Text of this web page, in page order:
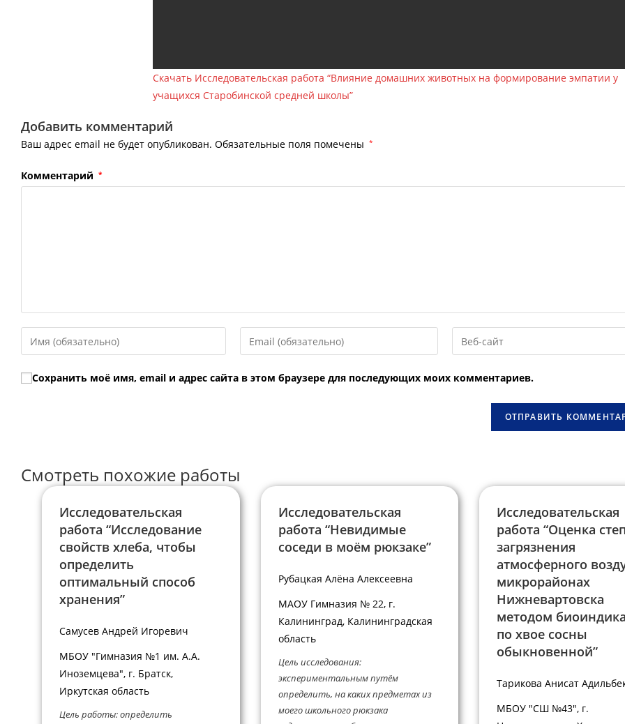
Скачать Исследовательская работа “Влияние домашних животных на формирование эмпатии у
учащихся Старобинской средней школы”
Добавить комментарий
Ваш адрес email не будет опубликован. Обязательные поля помечены *
Комментарий *
Введите
свое
имя
или
Введите
свой
Введите
URL
(необязательно)
Сохранить моё имя, email и адрес сайта в этом браузере для последующих моих комментариев.
Смотреть похожие работы
Исследовательская
работа “Исследование
свойств хлеба, чтобы
определить
оптимальный способ
хранения”
Самусев Андрей Игоревич
МБОУ "Гимназия №1 им. А.А.
Иноземцева", г. Братск,
Иркутская область
Цель работы: определить
Исследовательская
работа “Невидимые
соседи в моём рюкзаке”
Рубацкая Алёна Алексеевна
МАОУ Гимназия № 22, г.
Калининград, Калининградская
область
Цель исследования:
экспериментальным путём
определить, на каких предметах из
моего школьного рюкзака
Исследовательская
работа “Оценка
загрязнения
атмосферного
микрорайонах
Нижневартовска
методом
по хвое сосны
обыкновенной”
Тарикова Анисат
МБОУ "СШ №43", г.